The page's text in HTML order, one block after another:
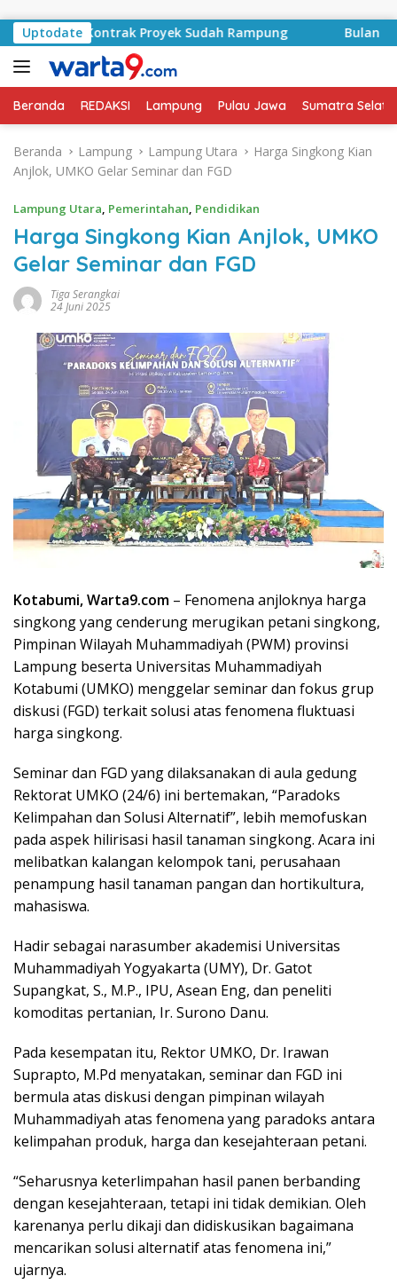
Uptodate
Kontrak Proyek Sudah Rampung Bulan
Beranda REDAKSI Lampung Pulau Jawa Sumatra
Beranda Lampung Lampung Utara
Harga Singkong Kian
Anjlok, UMKO Gelar Seminar dan FGD
Lampung Utara, Pemerintahan, Pendidikan
Harga Singkong Kian Anjlok, UMKO
Gelar Seminar dan FGD
Tiga Serangkai
24 Juni 2025
Kotabumi, Warta9.com – Fenomena anjloknya harga
singkong yang cenderung merugikan petani singkong,
Pimpinan Wilayah Muhammadiyah (PWM) provinsi
Lampung beserta Universitas Muhammadiyah
Kotabumi (UMKO) menggelar seminar dan fokus grup
diskusi (FGD) terkait solusi atas fenomena fluktuasi
harga singkong.
Seminar dan FGD yang dilaksanakan di aula gedung
Rektorat UMKO (24/6) ini bertemakan, “Paradoks
Kelimpahan dan Solusi Alternatif”, lebih memofuskan
pada aspek hilirisasi hasil tanaman singkong. Acara ini
melibatkan kalangan kelompok tani, perusahaan
penampung hasil tanaman pangan dan hortikultura,
mahasiswa.
Hadir sebagai narasumber akademisi Universitas
Muhammadiyah Yogyakarta (UMY), Dr. Gatot
Supangkat, S., M.P., IPU, Asean Eng, dan peneliti
komoditas pertanian, Ir. Surono Danu.
Pada kesempatan itu, Rektor UMKO, Dr. Irawan
Suprapto, M.Pd menyatakan, seminar dan FGD ini
bermula atas diskusi dengan pimpinan wilayah
Muhammadiyah atas fenomena yang paradoks antara
kelimpahan produk, harga dan kesejahteraan petani.
“Seharusnya keterlimpahan hasil panen berbanding
dengan kesejahteraan, tetapi ini tidak demikian. Oleh
karenanya perlu dikaji dan didiskusikan bagaimana
mencarikan solusi alternatif atas fenomena ini,”
ujarnya.